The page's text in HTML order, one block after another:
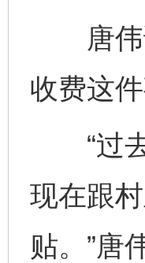
唐伟说
收费这
“过去
现在跟
贴。”唐